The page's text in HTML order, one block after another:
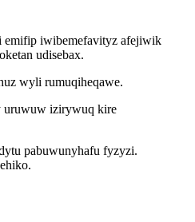
emifip iwibemefavityz afejiwik
udisebax.
wyli rumuqiheqawe.
uruwuw izirywuq kire
pabuwunyhafu fyzyzi.